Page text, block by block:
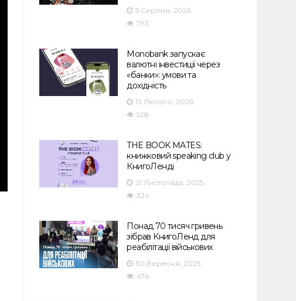
5 Серпня, 2026
793
Monobank запускає
валютні інвестиції через
«банки»: умови та
дохідність
13 Лютого, 2026
528
THE BOOK MATES:
книжковий speaking club у
КнигоЛенді
21 Листопада, 2025
324
Понад 70 тисяч гривень
зібрав КнигоЛенд для
реабілітації військових
30 Вересня, 2025
476